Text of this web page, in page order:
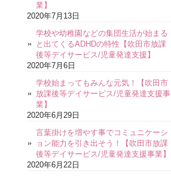
業】
2020年7月13日
学校や幼稚園などの集団生活が始まる
と出てくるADHDの特性【吹田市放課
後等デイサービス/児童発達支援】
2020年7月6日
学校始まってもみんな元気！【吹田市
放課後等デイサービス/児童発達支援事
業】
2020年6月29日
言葉掛けを増やす事でコミュニケーシ
ョン能力を引き出そう！【吹田市放課
後等デイサービス/児童発達支援事業】
2020年6月22日